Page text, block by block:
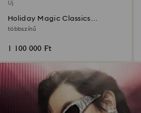
Új
Holiday Magic Classics
Karácsonyfadísz szett
többszínű
1 100 000 Ft